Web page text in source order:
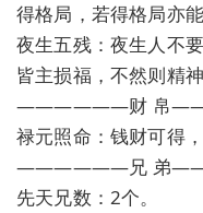
得格局，若得格局亦能
夜生五残：夜生人不
皆主损福，不然则精
——————财 帛
禄元照命：钱财可得
——————兄 弟
先天兄数：2个。